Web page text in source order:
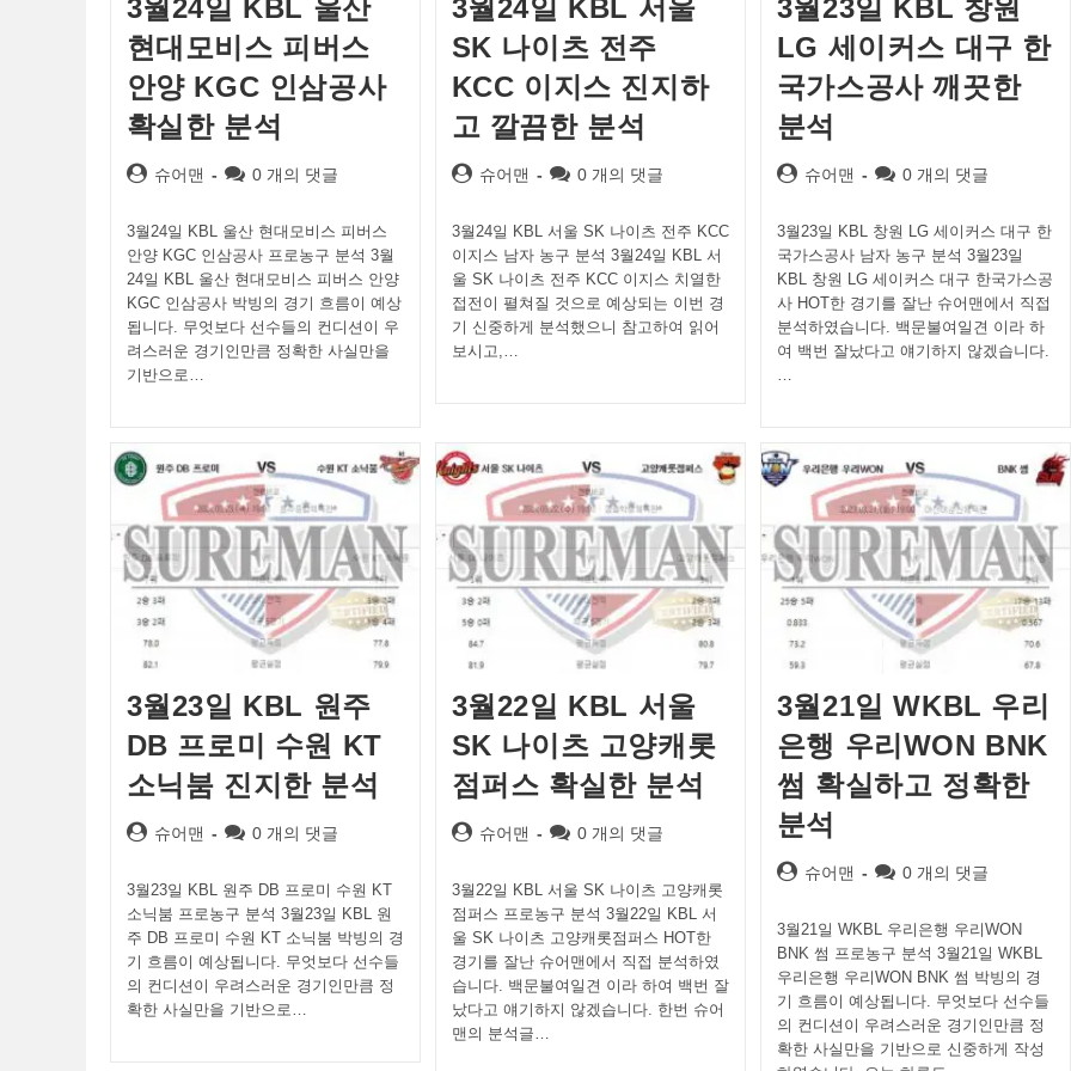
3월24일 KBL 울산
현대모비스 피버스
안양 KGC 인삼공사
확실한 분석
Post슈어맨
Post0 개의 댓글
3월24일 KBL 울산 현대모비스 피버스
안양 KGC 인삼공사 프로농구 분석 3월
24일 KBL 울산 현대모비스 피버스 안양
KGC 인삼공사 박빙의 경기 흐름이 예상
됩니다. 무엇보다 선수들의 컨디션이 우
려스러운 경기인만큼 정확한 사실만을
기반으로…
3월24일 KBL 서울
SK 나이츠 전주
KCC 이지스 진지하
고 깔끔한 분석
Post슈어맨
Post0 개의 댓글
3월24일 KBL 서울 SK 나이츠 전주 KCC
이지스 남자 농구 분석 3월24일 KBL 서
울 SK 나이츠 전주 KCC 이지스 치열한
접전이 펼쳐질 것으로 예상되는 이번 경
기 신중하게 분석했으니 참고하여 읽어
보시고,…
3월23일 KBL 창원
LG 세이커스 대구 한
국가스공사 깨끗한
분석
Post슈어맨
Post0 개의 댓글
3월23일 KBL 창원 LG 세이커스 대구 한
국가스공사 남자 농구 분석 3월23일
KBL 창원 LG 세이커스 대구 한국가스공
사 HOT한 경기를 잘난 슈어맨에서 직접
분석하였습니다. 백문불여일견 이라 하
여 백번 잘났다고 얘기하지 않겠습니다.
…
3월23일 KBL 원주
DB 프로미 수원 KT
소닉붐 진지한 분석
Post슈어맨
Post0 개의 댓글
3월23일 KBL 원주 DB 프로미 수원 KT
소닉붐 프로농구 분석 3월23일 KBL 원
주 DB 프로미 수원 KT 소닉붐 박빙의 경
기 흐름이 예상됩니다. 무엇보다 선수들
의 컨디션이 우려스러운 경기인만큼 정
확한 사실만을 기반으로…
3월22일 KBL 서울
SK 나이츠 고양캐롯
점퍼스 확실한 분석
Post슈어맨
Post0 개의 댓글
3월22일 KBL 서울 SK 나이츠 고양캐롯
점퍼스 프로농구 분석 3월22일 KBL 서
울 SK 나이츠 고양캐롯점퍼스 HOT한
경기를 잘난 슈어맨에서 직접 분석하였
습니다. 백문불여일견 이라 하여 백번 잘
났다고 얘기하지 않겠습니다. 한번 슈어
맨의 분석글…
3월21일 WKBL 우리
은행 우리WON BNK
썸 확실하고 정확한
분석
Post슈어맨
Post0 개의 댓글
3월21일 WKBL 우리은행 우리WON
BNK 썸 프로농구 분석 3월21일 WKBL
우리은행 우리WON BNK 썸 박빙의 경
기 흐름이 예상됩니다. 무엇보다 선수들
의 컨디션이 우려스러운 경기인만큼 정
확한 사실만을 기반으로 신중하게 작성